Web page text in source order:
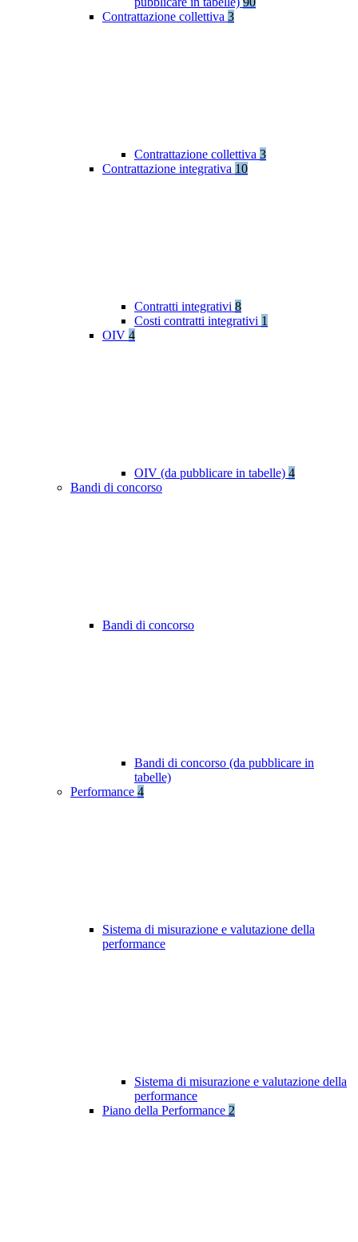
Contrattazione collettiva 3
Contrattazione collettiva 3
Contrattazione integrativa 10
Contratti integrativi 8
Costi contratti integrativi 1
OIV 4
OIV (da pubblicare in tabelle) 4
Bandi di concorso
Bandi di concorso
Bandi di concorso (da pubblicare in
tabelle)
Performance 4
Sistema di misurazione e valutazione della
performance
Sistema di misurazione e valutazione della
performance
Piano della Performance 2